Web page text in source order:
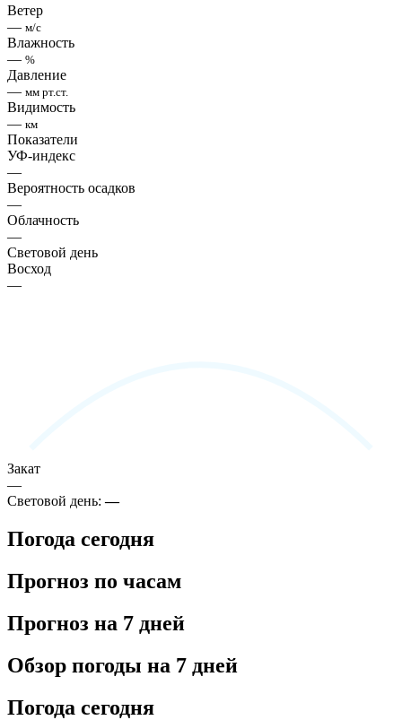
Ветер
— м/с
Влажность
— %
Давление
— мм рт.ст.
Видимость
— км
Показатели
УФ-индекс
—
Вероятность осадков
—
Облачность
—
Световой день
Восход
—
Закат
—
Световой день:—
Погода сегодня
Прогноз по часам
Прогноз на 7 дней
Обзор погоды на 7 дней
Погода сегодня